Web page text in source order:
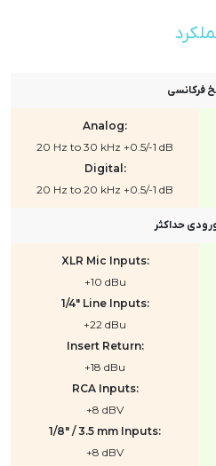
فرکانسی
Analog:
20 Hz to 30 kHz +0.5/-1 dB
Digital:
20 Hz to 20 kHz +0.5/-1 dB
حداکثر
XLR Mic Inputs:
+10 dBu
1/4" Line Inputs:
+22 dBu
Insert Return:
+18 dBu
RCA Inputs:
+8 dBV
1/8" / 3.5 mm Inputs:
+8 dBV